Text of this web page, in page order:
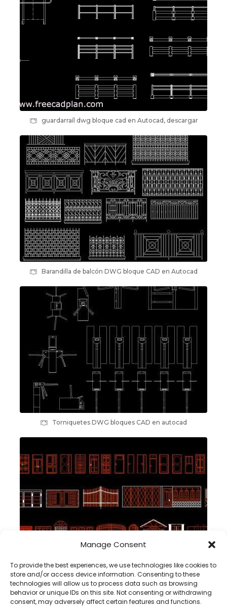
Manage Consent
To provide the best experiences, we use technologies like cookies to
store and/or access device information. Consenting to these
technologies will allow us to process data such as browsing
behavior or unique IDs on this site. Not consenting or withdrawing
consent, may adversely affect certain features and functions.
guardarraíl dwg bloque cad en Autocad, descargar
Barandilla de balcón DWG bloque CAD en Autocad
Torniquetes DWG bloques CAD en autocad
Portones y puertas bloques CAD para autocad – dwg